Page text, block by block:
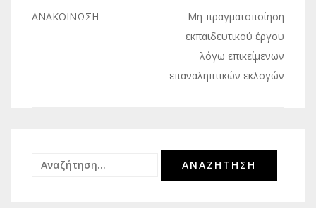
Πλοήγηση
ΑΝΑΚΟΙΝΩΣΗ
Μη-πραγματοποίηση
εκπαιδευτικού έργου
λόγω επικείμενων
επαναληπτικών εκλογών
Αναζήτηση